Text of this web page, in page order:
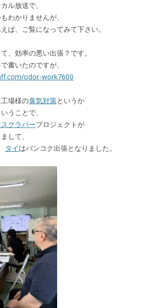
ル放送で、
わかりませんが、
ば、ご覧になってみて下さい。
、効率の悪い出張？です。
書いたのですが、
odor-work7600
場様の臭気対策というか
うことで、
クラバープロジェクトが
して、
タイはバンコク出張となりました。